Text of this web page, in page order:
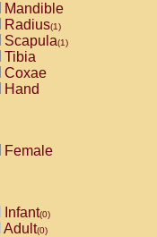
Mandible
Radius(1)
Scapula(1)
Tibia
Coxae
Hand
Female
Infant(0)
Adult(0)